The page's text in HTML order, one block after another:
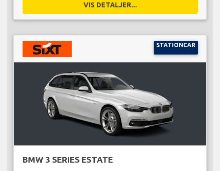
VIS DETALJER...
STATIONCAR
BMW 3 SERIES ESTATE